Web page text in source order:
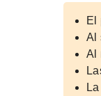
El
Al
Al